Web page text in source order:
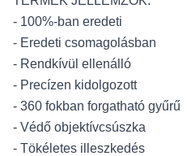
- 100%-ban eredeti
- Eredeti csomagolásban
- Rendkívül ellenálló
- Precízen kidolgozott
- 360 fokban forgatható gyűrű
- Védő objektívcsúszka
- Tökéletes illeszkedés